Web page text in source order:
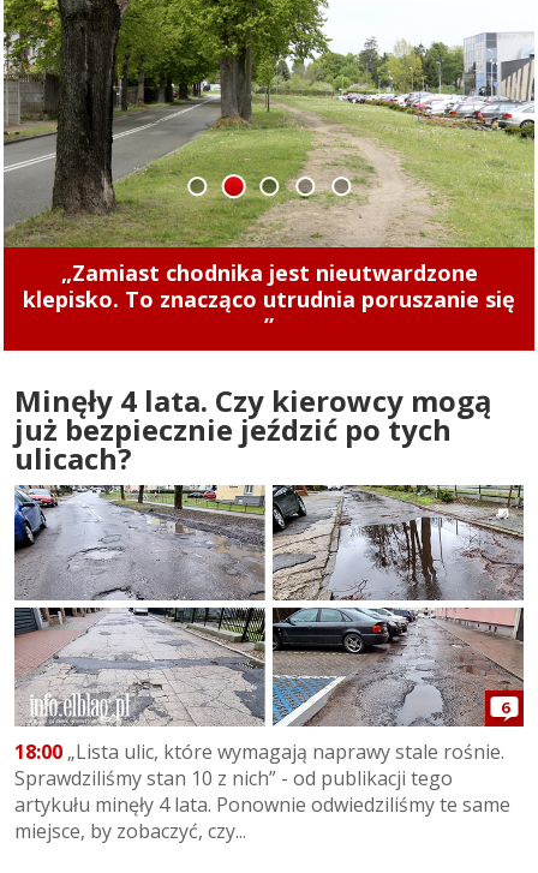
„Zamiast chodnika jest nieutwardzone
klepisko. To znacząco utrudnia poruszanie się
”
Concordia u siebie z Naki Olsztyn. Wygraj
rower!
1 2 3 4 5
Minęły 4 lata. Czy kierowcy mogą
już bezpiecznie jeździć po tych
ulicach?
6
18:00 „Lista ulic, które wymagają naprawy stale rośnie.
Sprawdziliśmy stan 10 z nich” - od publikacji tego
artykułu minęły 4 lata. Ponownie odwiedziliśmy te same
miejsce, by zobaczyć, czy...